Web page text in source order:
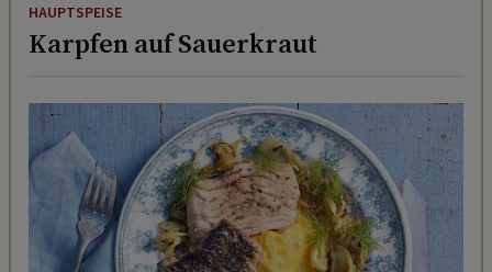
HAUPTSPEISE
Karpfen auf Sauerkraut